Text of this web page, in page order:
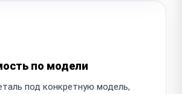
по модели
под конкретную модель,